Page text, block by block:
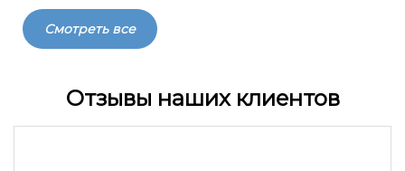
Бизнес-план создания национальной
системы спутниковой связи и вещания
Читать кейс
Смотреть все
Отзывы наших клиентов